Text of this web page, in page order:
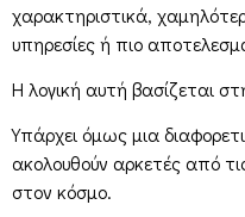
χαρακτηριστικά,
υπηρεσίες ή πιο
Η λογική αυτή βασίζεται
Υπάρχει όμως μια
ακολουθούν αρκετές από
στον κόσμο.